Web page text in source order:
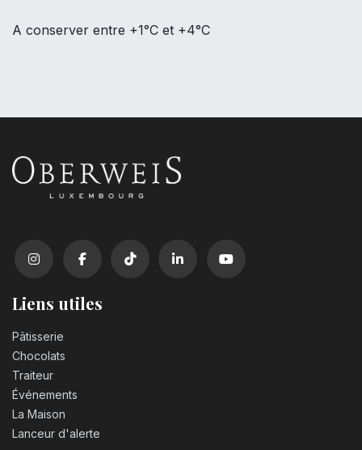
A conserver entre +1°C et +4°C
Liens utiles
Pâtisserie
Chocolats
Traiteur
Événements
La Maison
Lanceur d'alerte